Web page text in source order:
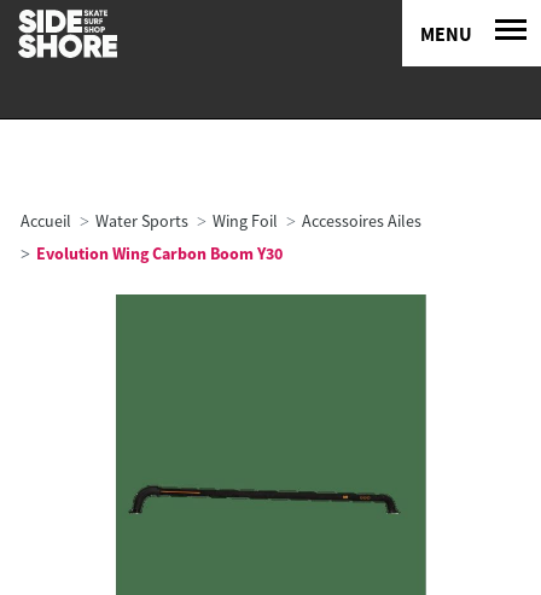
MENU
Accueil Water Sports Wing Foil
Accessoires Ailes
Evolution Wing Carbon Boom Y30